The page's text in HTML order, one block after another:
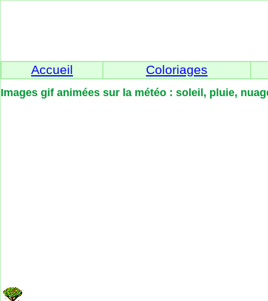
Accueil Coloriages
Images gif animées sur la météo : soleil, pluie,